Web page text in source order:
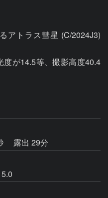
アトラス彗星 (C/2024J3)
が14.5等、撮影高度40.4
露出 29分